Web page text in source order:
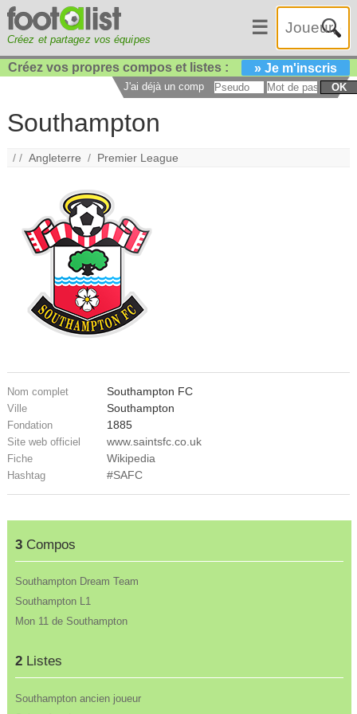
Créez et partagez vos équipes
☰
Créez vos propres compos et listes : » Je m'inscris
J'ai déjà un compte : OK
Southampton
/ /Angleterre / Premier League
Nom complet Southampton FC
Ville Southampton
Fondation 1885
Site web officiel www.saintsfc.co.uk
Fiche Wikipedia
Hashtag #SAFC
3Compos
Southampton Dream Team
Southampton L1
Mon 11 de Southampton
2Listes
Southampton ancien joueur